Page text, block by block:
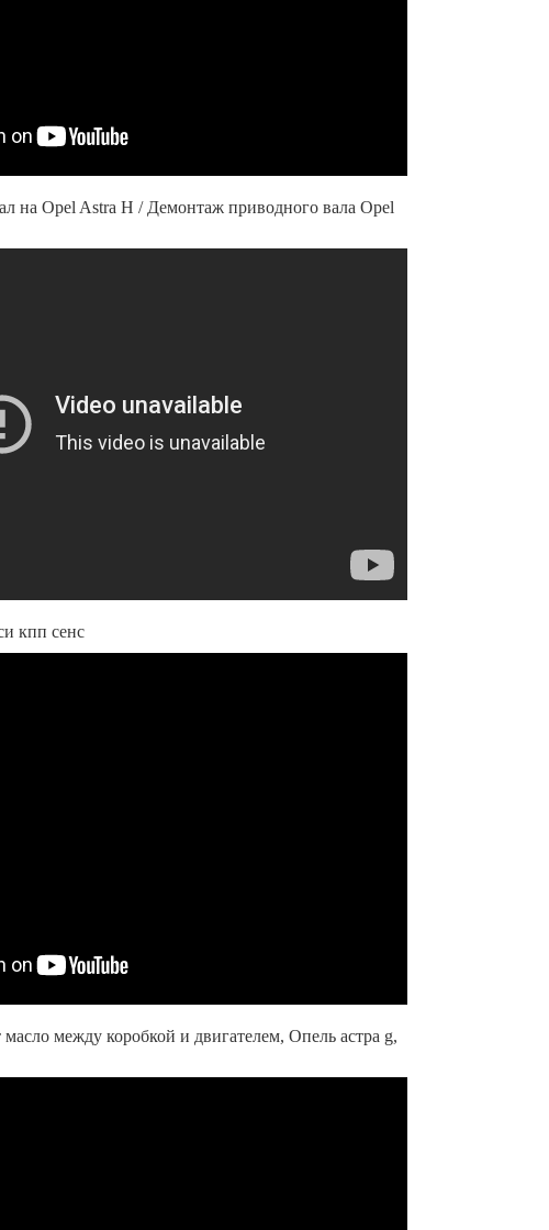
на Opel Astra H / Демонтаж приводного вала Opel
кпп сенс
между коробкой и двигателем, Опель астра g,